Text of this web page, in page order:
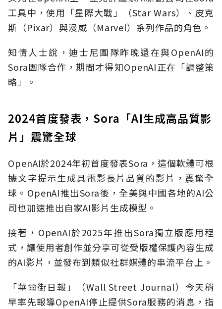
工具中，使用「星際大戰」（Star Wars）、皮克
斯（Pixar）與漫威（Marvel）系列作品的角色。
知情人士說，迪士尼團隊昨晚還在與OpenAI的
Sora團隊合作，期間才得知OpenAI正在「調整策
略」。
2024首度發表，Sora「AI生成高品質影
片」震驚全球
OpenAI於2024年初首度發表Sora，這個軟體可根
據文字提示生成具電影長片品質的影片，震驚全
球。OpenAI推出Sora後，全美與中國各地的AI公
司也加速推出自家AI影片生成模型。
接著，OpenAI於2025年推出Sora獨立版應用程
式，讓使用者創作並分享可從受版權保護內容生成
的AI影片，並發布到類似社群媒體的串流平台上。
「華爾街日報」（Wall Street Journal）今天稍
早率先報導OpenAI停止提供Sora服務的消息，指